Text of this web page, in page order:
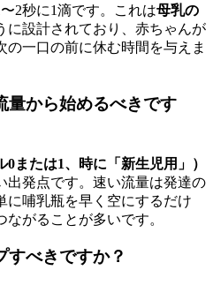
2秒に1滴です。これは母乳の
に設計されており、赤ちゃんが
の一口の前に休む時間を与えま
量から始めるべきです
または1、時に「新生児用」）
出発点です。速い流量は発達の
に哺乳瓶を早く空にするだけ
がることが多いです。
すべきですか？